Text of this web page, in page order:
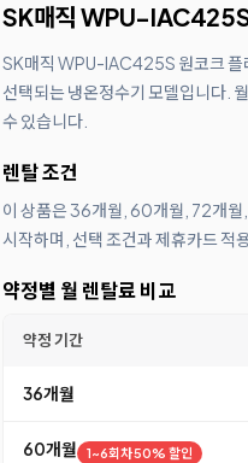
SK매직 WPU-IAC425S
SK매직 WPU-IAC425S 원코크 플
선택되는 냉온정수기 모델입니다.
수 있습니다.
렌탈 조건
이 상품은 36개월, 60개월, 72개월
시작하며, 선택 조건과 제휴카드 적
약정별 월 렌탈료 비교
약정 기간
36개월
60개월 1~6회차 50% 할인